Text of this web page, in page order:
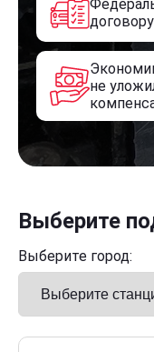
не
Выберите
Выберите город: